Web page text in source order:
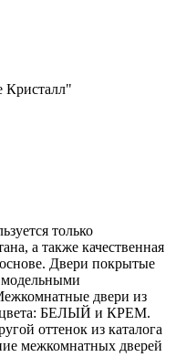
Кристалл"
только
а также качественная
Двери покрытые
модельными
двери из
цвета: БЕЛЫЙ и КРЕМ.
оттенок из каталога
межкомнатных дверей